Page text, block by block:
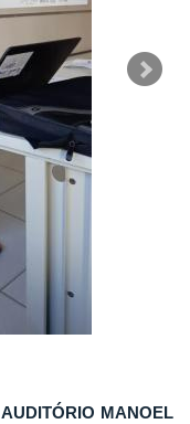
AUDITÓRIO MANOEL